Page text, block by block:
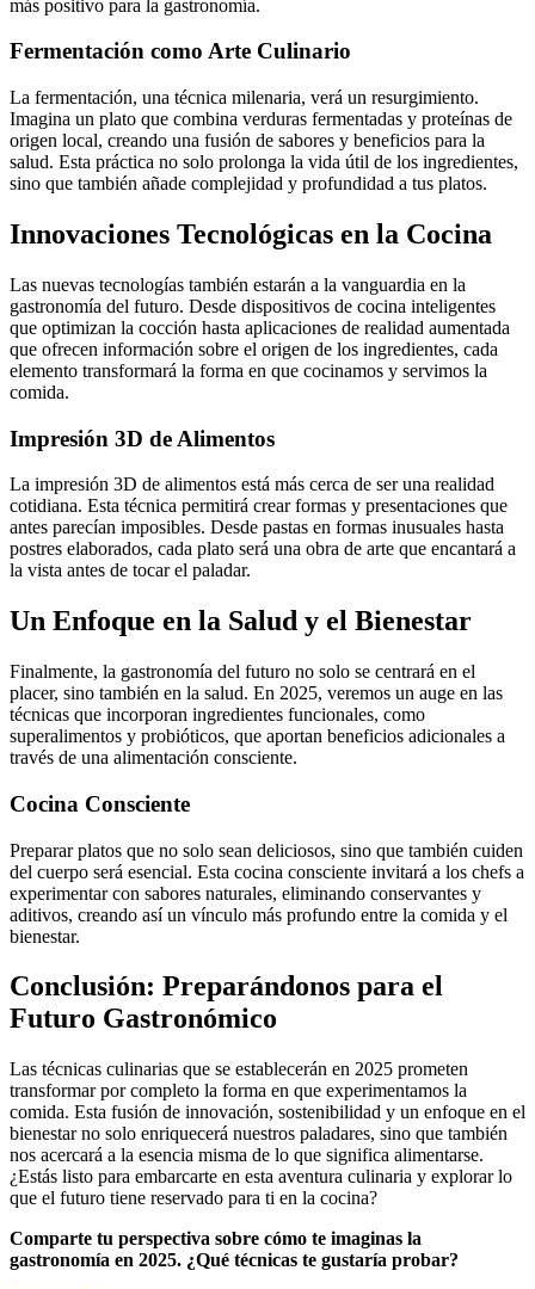
más positivo para la gastronomía.
Fermentación como Arte Culinario
La fermentación, una técnica milenaria, verá un resurgimiento.
Imagina un plato que combina verduras fermentadas y proteínas de
origen local, creando una fusión de sabores y beneficios para la
salud. Esta práctica no solo prolonga la vida útil de los ingredientes,
sino que también añade complejidad y profundidad a tus platos.
Innovaciones Tecnológicas en la Cocina
Las nuevas tecnologías también estarán a la vanguardia en la
gastronomía del futuro. Desde dispositivos de cocina inteligentes
que optimizan la cocción hasta aplicaciones de realidad aumentada
que ofrecen información sobre el origen de los ingredientes, cada
elemento transformará la forma en que cocinamos y servimos la
comida.
Impresión 3D de Alimentos
La impresión 3D de alimentos está más cerca de ser una realidad
cotidiana. Esta técnica permitirá crear formas y presentaciones que
antes parecían imposibles. Desde pastas en formas inusuales hasta
postres elaborados, cada plato será una obra de arte que encantará a
la vista antes de tocar el paladar.
Un Enfoque en la Salud y el Bienestar
Finalmente, la gastronomía del futuro no solo se centrará en el
placer, sino también en la salud. En 2025, veremos un auge en las
técnicas que incorporan ingredientes funcionales, como
superalimentos y probióticos, que aportan beneficios adicionales a
través de una alimentación consciente.
Cocina Consciente
Preparar platos que no solo sean deliciosos, sino que también cuiden
del cuerpo será esencial. Esta cocina consciente invitará a los chefs a
experimentar con sabores naturales, eliminando conservantes y
aditivos, creando así un vínculo más profundo entre la comida y el
bienestar.
Conclusión: Preparándonos para el
Futuro Gastronómico
Las técnicas culinarias que se establecerán en 2025 prometen
transformar por completo la forma en que experimentamos la
comida. Esta fusión de innovación, sostenibilidad y un enfoque en el
bienestar no solo enriquecerá nuestros paladares, sino que también
nos acercará a la esencia misma de lo que significa alimentarse.
¿Estás listo para embarcarte en esta aventura culinaria y explorar lo
que el futuro tiene reservado para ti en la cocina?
Comparte tu perspectiva sobre cómo te imaginas la
gastronomía en 2025. ¿Qué técnicas te gustaría probar?